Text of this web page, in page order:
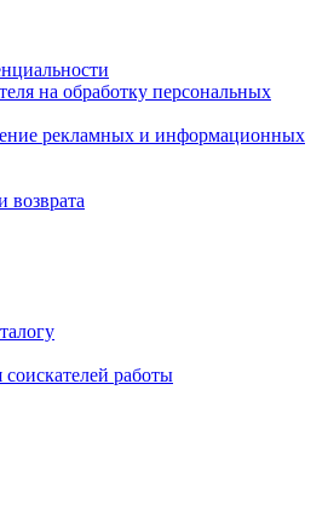
на обработку персональных
рекламных и информационных
возврата
соискателей работы